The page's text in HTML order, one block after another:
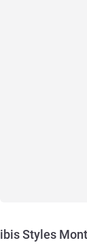
ibis Styles